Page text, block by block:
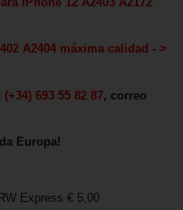
A2404 máxima calidad - >
693 55 82 87, correo
Europa!
Express € 5,00